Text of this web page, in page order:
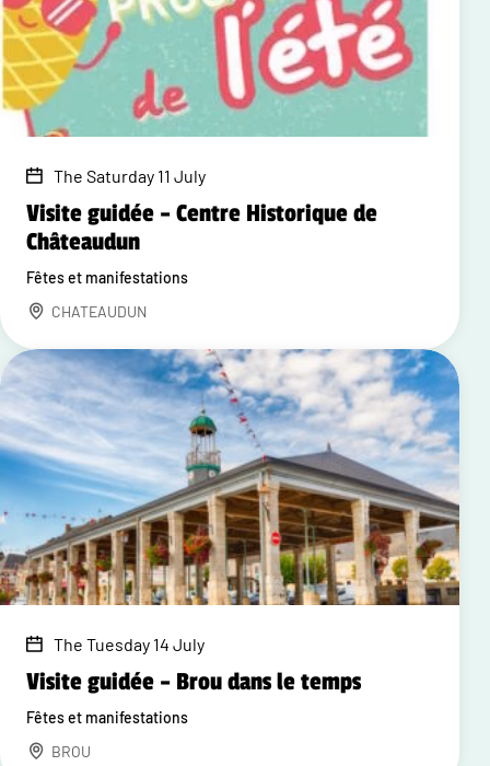
The Saturday 11 July
Visite guidée – Centre Historique de
Châteaudun
Fêtes et manifestations
CHATEAUDUN
The Tuesday 14 July
Visite guidée – Brou dans le temps
Fêtes et manifestations
BROU